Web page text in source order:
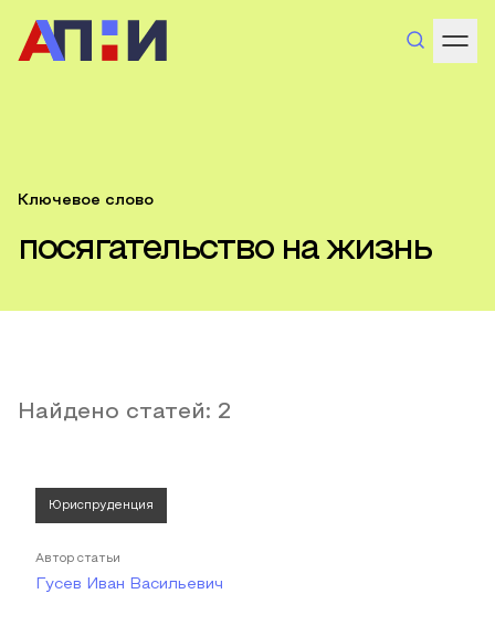
Ключевое слово
посягательство на жизнь
Найдено статей: 2
Юриспруденция
Автор статьи
Гусев Иван Васильевич